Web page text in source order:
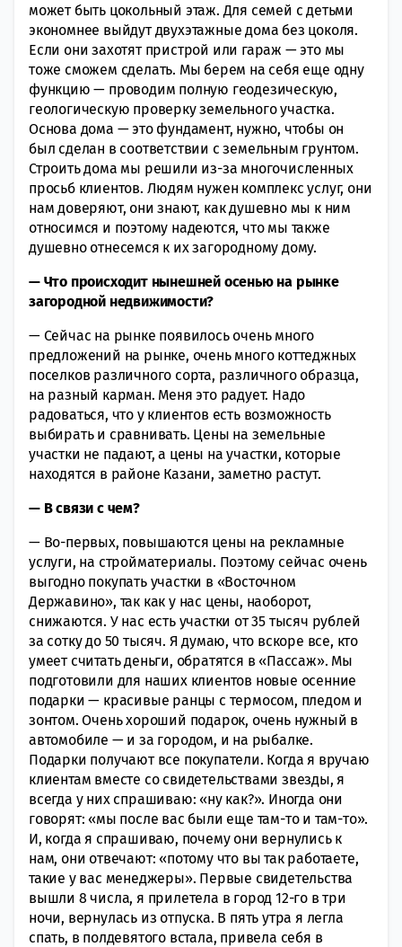
может быть цокольный этаж. Для семей с детьми
экономнее выйдут двухэтажные дома без цоколя.
Если они захотят пристрой или гараж — это мы
тоже сможем сделать. Мы берем на себя еще одну
функцию — проводим полную геодезическую,
геологическую проверку земельного участка.
Основа дома — это фундамент, нужно, чтобы он
был сделан в соответствии с земельным грунтом.
Строить дома мы решили из-за многочисленных
просьб клиентов. Людям нужен комплекс услуг, они
нам доверяют, они знают, как душевно мы к ним
относимся и поэтому надеются, что мы также
душевно отнесемся к их загородному дому.
— Что происходит нынешней осенью на рынке
загородной недвижимости?
— Сейчас на рынке появилось очень много
предложений на рынке, очень много коттеджных
поселков различного сорта, различного образца,
на разный карман. Меня это радует. Надо
радоваться, что у клиентов есть возможность
выбирать и сравнивать. Цены на земельные
участки не падают, а цены на участки, которые
находятся в районе Казани, заметно растут.
— В связи с чем?
— Во-первых, повышаются цены на рекламные
услуги, на стройматериалы. Поэтому сейчас очень
выгодно покупать участки в «Восточном
Державино», так как у нас цены, наоборот,
снижаются. У нас есть участки от 35 тысяч рублей
за сотку до 50 тысяч. Я думаю, что вскоре все, кто
умеет считать деньги, обратятся в «Пассаж». Мы
подготовили для наших клиентов новые осенние
подарки — красивые ранцы с термосом, пледом и
зонтом. Очень хороший подарок, очень нужный в
автомобиле — и за городом, и на рыбалке.
Подарки получают все покупатели. Когда я вручаю
клиентам вместе со свидетельствами звезды, я
всегда у них спрашиваю: «ну как?». Иногда они
говорят: «мы после вас были еще там-то и там-то».
И, когда я спрашиваю, почему они вернулись к
нам, они отвечают: «потому что вы так работаете,
такие у вас менеджеры». Первые свидетельства
вышли 8 числа, я прилетела в город 12-го в три
ночи, вернулась из отпуска. В пять утра я легла
спать, в полдевятого встала, привела себя в